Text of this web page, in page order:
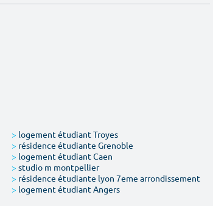
> logement étudiant Troyes
> résidence étudiante Grenoble
> logement étudiant Caen
> studio m montpellier
> résidence étudiante lyon 7eme arrondissement
> logement étudiant Angers